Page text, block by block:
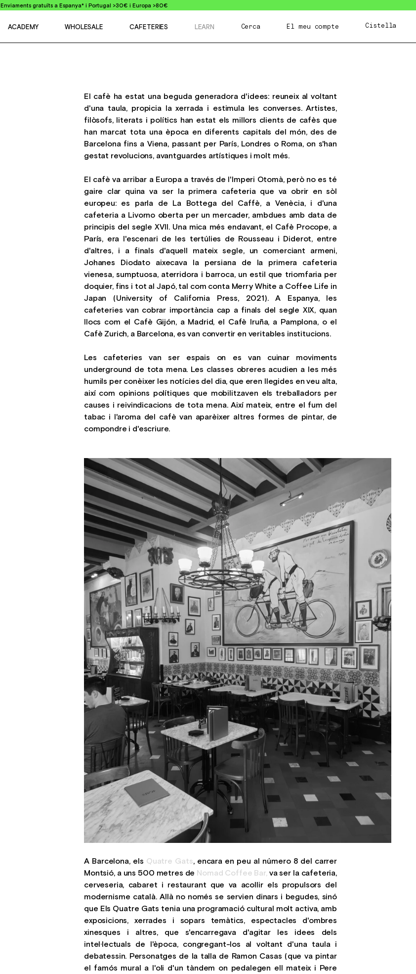
Enviaments gratuïts a Espanya* i Portugal >30€ i Europa >80€
ACADEMY WHOLESALE CAFETERIES LEARN Cerca El meu compte Cistella
El cafè ha estat una beguda generadora d'idees: reuneix al voltant
d'una taula, propicia la xerrada i estimula les converses. Artistes,
filòsofs, literats i polítics han estat els millors clients de cafès que
han marcat tota una època en diferents capitals del món, des de
Barcelona fins a Viena, passant per París, Londres o Roma, on s'han
gestat revolucions, avantguardes artístiques i molt més.
El cafè va arribar a Europa a través de l'Imperi Otomà, però no es té
gaire clar quina va ser la primera cafeteria que va obrir en sòl
europeu: es parla de La Bottega del Caffè, a Venècia, i d'una
cafeteria a Livorno oberta per un mercader, ambdues amb data de
principis del segle XVII. Una mica més endavant, el Cafè Procope, a
París, era l'escenari de les tertúlies de Rousseau i Diderot, entre
d'altres, i a finals d'aquell mateix segle, un comerciant armeni,
Johanes Diodato aixecava la persiana de la primera cafeteria
vienesa, sumptuosa, aterridora i barroca, un estil que triomfaria per
doquier, fins i tot al Japó, tal com conta Merry White a Coffee Life in
Japan (University of California Press, 2021). A Espanya, les
cafeteries van cobrar importància cap a finals del segle XIX, quan
llocs com el Cafè Gijón, a Madrid, el Cafè Iruña, a Pamplona, o el
Cafè Zurich, a Barcelona, es van convertir en veritables institucions.
Les cafeteries van ser espais on es van cuinar moviments
underground de tota mena. Les classes obreres acudien a les més
humils per conèixer les notícies del dia, que eren llegides en veu alta,
així com opinions polítiques que mobilitzaven els treballadors per
causes i reivindicacions de tota mena. Així mateix, entre el fum del
tabac i l'aroma del cafè van aparèixer altres formes de pintar, de
compondre i d'escriure.
A Barcelona, els Quatre Gats , encara en peu al número 8 del carrer
Montsió, a uns 500 metres de Nomad Coffee Bar, va ser la cafeteria,
cerveseria, cabaret i restaurant que va acollir els propulsors del
modernisme català. Allà no només se servien dinars i begudes, sinó
que Els Quatre Gats tenia una programació cultural molt activa, amb
exposicions, xerrades i sopars temàtics, espectacles d'ombres
xinesques i altres, que s'encarregava d'agitar les idees dels
intel·lectuals de l'època, congregant-los al voltant d'una taula i
debatessin. Personatges de la talla de Ramon Casas (que va pintar
el famós mural a l'oli d'un tàndem on pedalegen ell mateix i Pere